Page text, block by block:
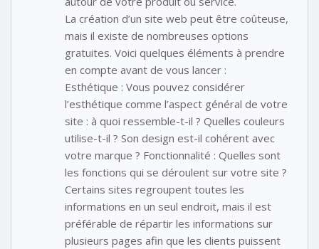
La création d’un site web peut être coûteuse,
mais il existe de nombreuses options
gratuites. Voici quelques éléments à prendre
en compte avant de vous lancer :
Esthétique : Vous pouvez considérer
l’esthétique comme l’aspect général de votre
site : à quoi ressemble-t-il ? Quelles couleurs
utilise-t-il ? Son design est-il cohérent avec
votre marque ? Fonctionnalité : Quelles sont
les fonctions qui se déroulent sur votre site ?
Certains sites regroupent toutes les
informations en un seul endroit, mais il est
préférable de répartir les informations sur
plusieurs pages afin que les clients puissent